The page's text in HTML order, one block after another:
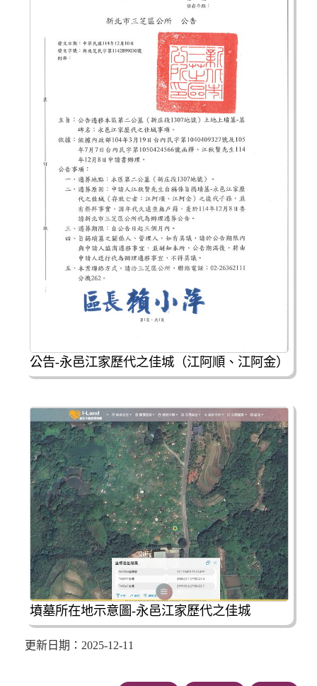
公告-永邑江家歷代之佳城（江阿順、江阿金）
墳墓所在地示意圖-永邑江家歷代之佳城
更新日期：2025-12-11